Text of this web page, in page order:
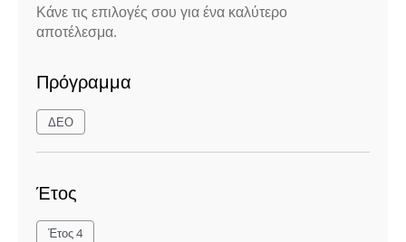
Κάνε τις επιλογές σου για ένα καλύτερο
αποτέλεσμα.
Πρόγραμμα
ΔΕΟ
Έτος
Έτος 4